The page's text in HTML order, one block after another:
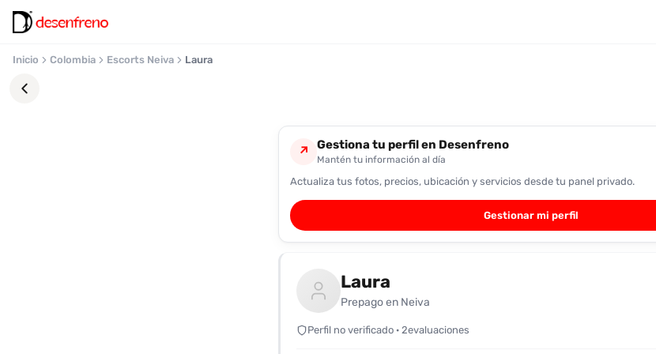
Inicio Colombia Escorts Neiva Laura
↗ Gestiona tu perfil en Desenfreno
Mantén tu información al día
Actualiza tus fotos, precios, ubicación y servicios desde tu panel privado.
Gestionar mi perfil
Laura
Prepago en Neiva
Perfil no verificado · 2evaluaciones